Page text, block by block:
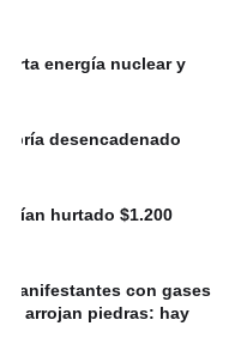
energía nuclear y
desencadenado
hurtado $1.200
manifestantes con gases
arrojan piedras: hay